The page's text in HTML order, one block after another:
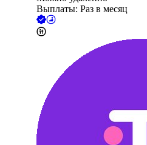
Выплаты: Раз в месяц